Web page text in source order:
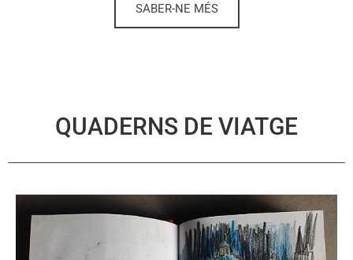
SABER-NE MÉS
QUADERNS DE VIATGE